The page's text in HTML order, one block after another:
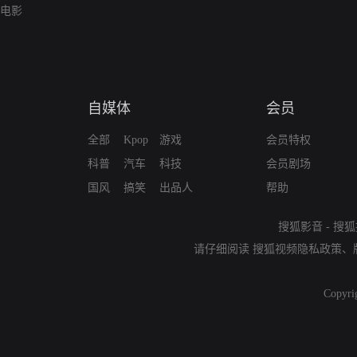
电影
自媒体
全部
科普
国风
Kpop
汽车
搞笑
游戏
科技
出品人
会员
会员特权
会员剧场
帮助
搜狐影音 - 搜
请仔细阅读 搜狐视频隐私政策、